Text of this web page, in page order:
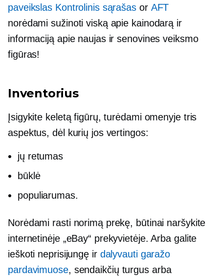
paveikslas Kontrolinis sąrašas or AFT
norėdami sužinoti viską apie kainodarą ir
informaciją apie naujas ir senovines veiksmo
figūras!
Inventorius
Įsigykite keletą figūrų, turėdami omenyje tris
aspektus, dėl kurių jos vertingos:
jų retumas
būklė
populiarumas.
Norėdami rasti norimą prekę, būtinai naršykite
internetinėje „eBay“ prekyvietėje. Arba galite
ieškoti neprisijungę ir dalyvauti garažo
pardavimuose, sendaikčių turgus arba